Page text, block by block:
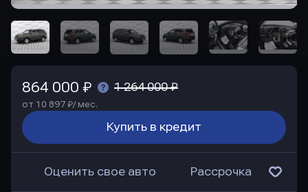
864 000 ₽ 1 264 000 ₽
от 10 897 ₽/ мес.
Купить в кредит
Оценить свое авто Рассрочка